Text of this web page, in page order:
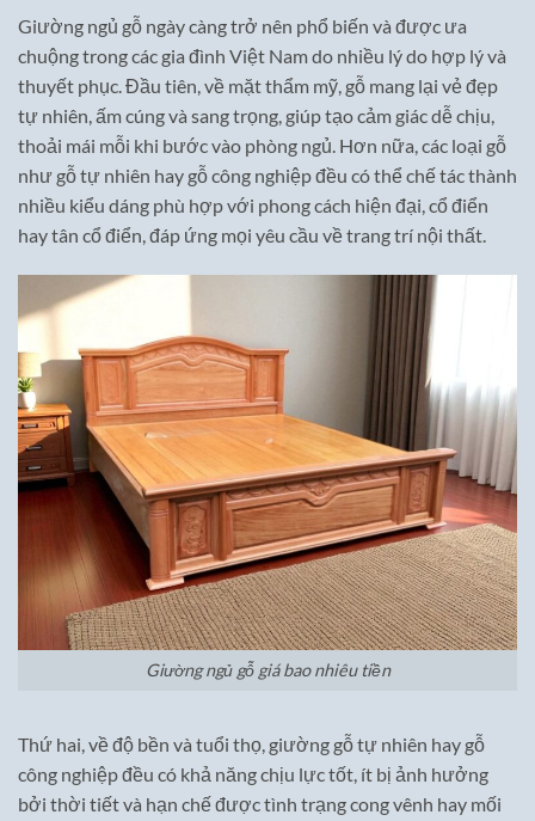
Giường ngủ gỗ ngày càng trở nên phổ biến và được ưa
chuộng trong các gia đình Việt Nam do nhiều lý do hợp lý và
thuyết phục. Đầu tiên, về mặt thẩm mỹ, gỗ mang lại vẻ đẹp
tự nhiên, ấm cúng và sang trọng, giúp tạo cảm giác dễ chịu,
thoải mái mỗi khi bước vào phòng ngủ. Hơn nữa, các loại gỗ
như gỗ tự nhiên hay gỗ công nghiệp đều có thể chế tác thành
nhiều kiểu dáng phù hợp với phong cách hiện đại, cổ điển
hay tân cổ điển, đáp ứng mọi yêu cầu về trang trí nội thất.
Giường ngủ gỗ giá bao nhiêu tiền
Thứ hai, về độ bền và tuổi thọ, giường gỗ tự nhiên hay gỗ
công nghiệp đều có khả năng chịu lực tốt, ít bị ảnh hưởng
bởi thời tiết và hạn chế được tình trạng cong vênh hay mối